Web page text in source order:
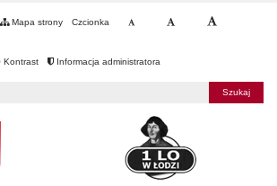
Mapa strony Czcionka
Kontrast Informacja administratora